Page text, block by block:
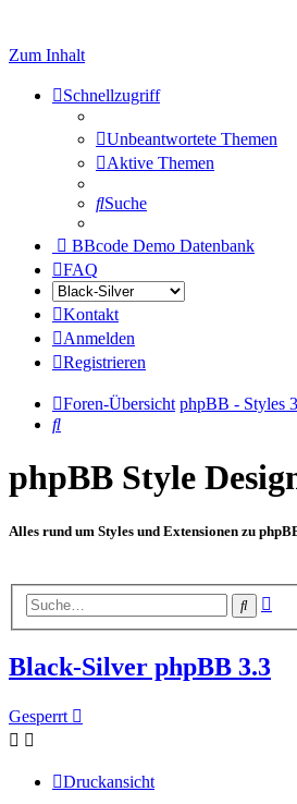
Zum Inhalt
Schnellzugriff
Unbeantwortete Themen
Aktive Themen
Suche
BBcode Demo Datenbank
FAQ
Kontakt
Anmelden
Registrieren
Foren-Übersicht phpBB - Styles
Suche
phpBB Style
Alles rund um Styles und Extensionen zu
Suche
Black-Silver phpBB 3.3
Gesperrt
Druckansicht